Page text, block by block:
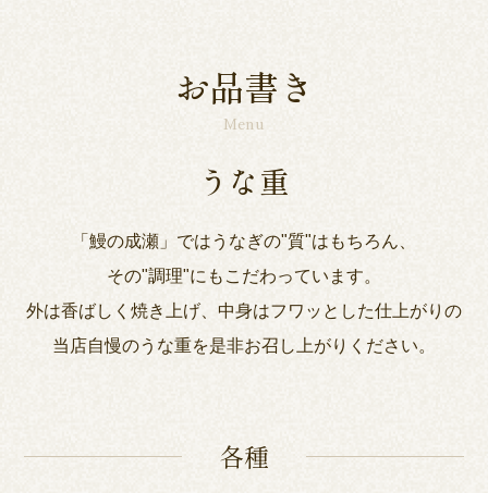
お品書き
Menu
うな重
「鰻の成瀬」ではうなぎの"質"はもちろん、
その"調理"にもこだわっています。
外は香ばしく焼き上げ、中身はフワッとした仕上がりの
当店自慢のうな重を是非お召し上がりください。
各種